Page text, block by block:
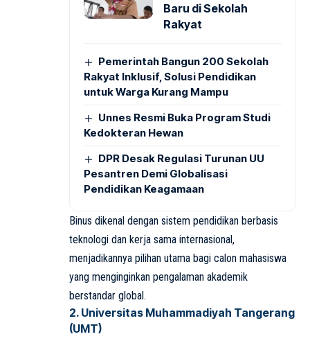
Baru di Sekolah
Rakyat
Pemerintah Bangun 200 Sekolah
Rakyat Inklusif, Solusi Pendidikan
untuk Warga Kurang Mampu
Unnes Resmi Buka Program Studi
Kedokteran Hewan
DPR Desak Regulasi Turunan UU
Pesantren Demi Globalisasi
Pendidikan Keagamaan
Binus dikenal dengan sistem pendidikan berbasis
teknologi dan kerja sama internasional,
menjadikannya pilihan utama bagi calon mahasiswa
yang menginginkan pengalaman akademik
berstandar global.
2. Universitas Muhammadiyah Tangerang
(UMT)